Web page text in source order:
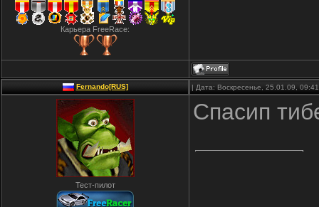
Карьера FreeRace:
Fernando[RUS] | Дата: Воскресенье, 25.01.09,
Тест-пилот
Спасип